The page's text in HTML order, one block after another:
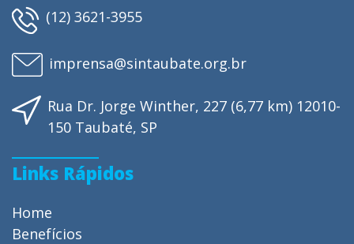
(12) 3621-3955
imprensa@sintaubate.org.br
Rua Dr. Jorge Winther, 227 (6,77 km) 12010-
150 Taubaté, SP
Links Rápidos
Home
Benefícios